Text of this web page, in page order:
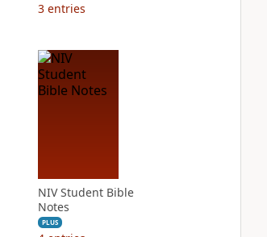
3 entries
NIV Student Bible
Notes
PLUS